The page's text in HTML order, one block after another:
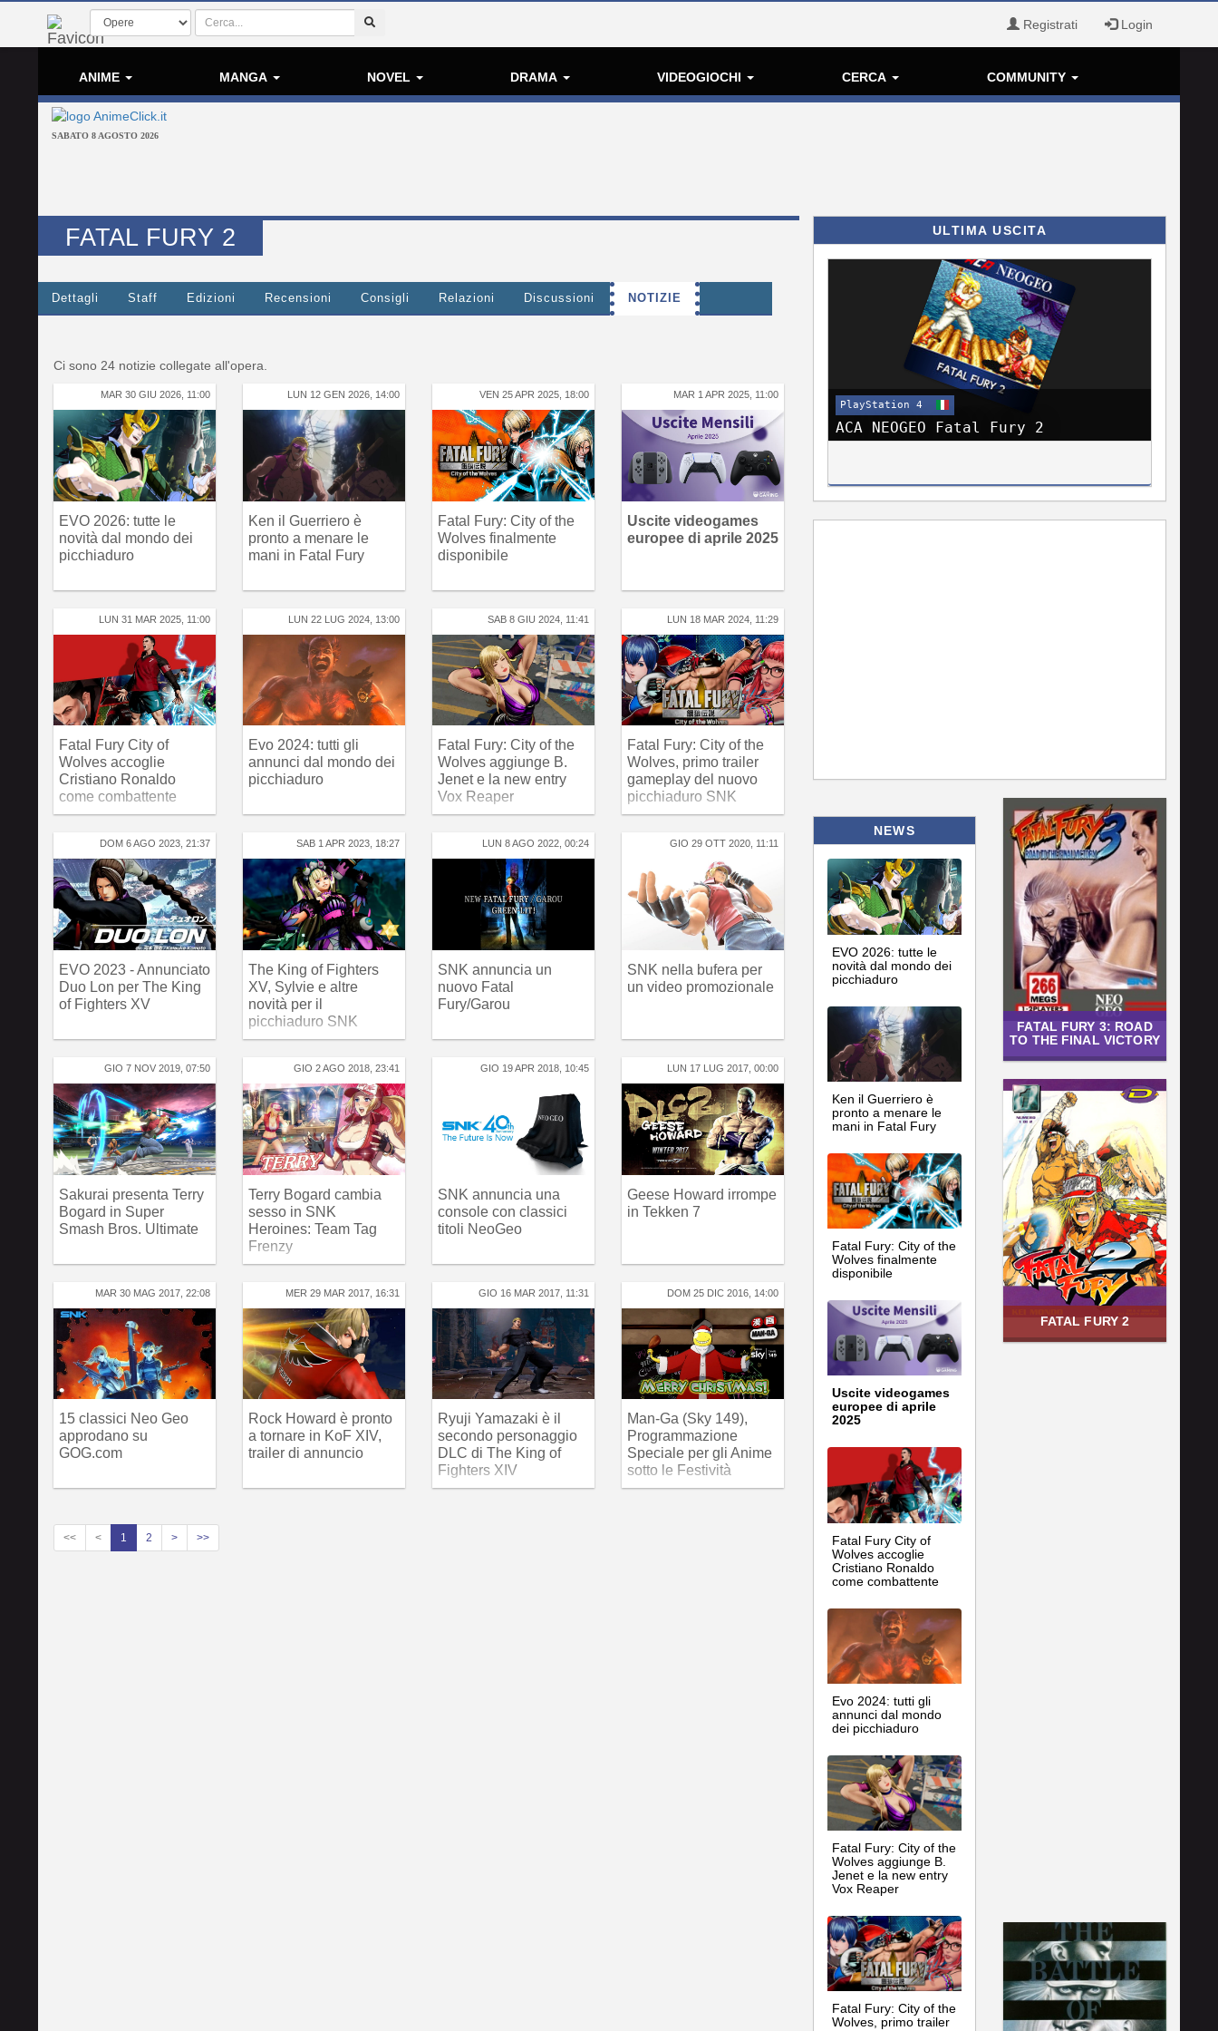
Registrati Login
ANIME MANGA NOVEL DRAMA VIDEOGIOCHI CERCA COMMUNITY
SABATO 8 AGOSTO 2026
FATAL FURY 2
Dettagli Staff Edizioni Recensioni Consigli Relazioni Discussioni NOTIZIE
Ci sono 24 notizie collegate all'opera.
MAR 30 GIU 2026, 11:00
EVO 2026: tutte le
novità dal mondo dei
picchiaduro
LUN 12 GEN 2026, 14:00
Ken il Guerriero è
pronto a menare le
mani in Fatal Fury
VEN 25 APR 2025, 18:00
Fatal Fury: City of the
Wolves finalmente
disponibile
MAR 1 APR 2025, 11:00
Uscite videogames
europee di aprile 2025
LUN 31 MAR 2025, 11:00
Fatal Fury City of
Wolves accoglie
Cristiano Ronaldo
come combattente
LUN 22 LUG 2024, 13:00
Evo 2024: tutti gli
annunci dal mondo dei
picchiaduro
SAB 8 GIU 2024, 11:41
Fatal Fury: City of the
Wolves aggiunge B.
Jenet e la new entry
Vox Reaper
LUN 18 MAR 2024, 11:29
Fatal Fury: City of the
Wolves, primo trailer
gameplay del nuovo
picchiaduro SNK
DOM 6 AGO 2023, 21:37
EVO 2023 - Annunciato
Duo Lon per The King
of Fighters XV
SAB 1 APR 2023, 18:27
The King of Fighters
XV, Sylvie e altre
novità per il
picchiaduro SNK
LUN 8 AGO 2022, 00:24
SNK annuncia un
nuovo Fatal
Fury/Garou
GIO 29 OTT 2020, 11:11
SNK nella bufera per
un video promozionale
GIO 7 NOV 2019, 07:50
Sakurai presenta Terry
Bogard in Super
Smash Bros. Ultimate
GIO 2 AGO 2018, 23:41
Terry Bogard cambia
sesso in SNK
Heroines: Team Tag
Frenzy
GIO 19 APR 2018, 10:45
SNK annuncia una
console con classici
titoli NeoGeo
LUN 17 LUG 2017, 00:00
Geese Howard irrompe
in Tekken 7
MAR 30 MAG 2017, 22:08
15 classici Neo Geo
approdano su
GOG.com
MER 29 MAR 2017, 16:31
Rock Howard è pronto
a tornare in KoF XIV,
trailer di annuncio
GIO 16 MAR 2017, 11:31
Ryuji Yamazaki è il
secondo personaggio
DLC di The King of
Fighters XIV
DOM 25 DIC 2016, 14:00
Man-Ga (Sky 149),
Programmazione
Speciale per gli Anime
sotto le Festività
<< < 1 2 > >>
ULTIMA USCITA
PlayStation 4
ACA NEOGEO Fatal Fury 2
NEWS
EVO 2026: tutte le
novità dal mondo dei
picchiaduro
Ken il Guerriero è
pronto a menare le
mani in Fatal Fury
Fatal Fury: City of the
Wolves finalmente
disponibile
Uscite videogames
europee di aprile
2025
Fatal Fury City of
Wolves accoglie
Cristiano Ronaldo
come combattente
Evo 2024: tutti gli
annunci dal mondo
dei picchiaduro
Fatal Fury: City of the
Wolves aggiunge B.
Jenet e la new entry
Vox Reaper
Fatal Fury: City of the
Wolves, primo trailer
FATAL FURY 3: ROAD
TO THE FINAL VICTORY
FATAL FURY 2